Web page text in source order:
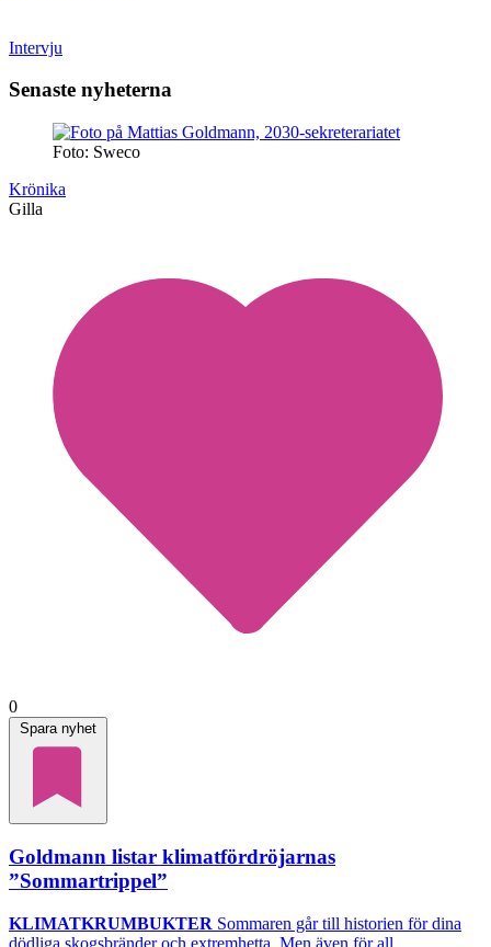
Intervju
Senaste nyheterna
Foto: Sweco
Krönika
Gilla
0
Spara nyhet
Goldmann listar klimatfördröjarnas
”Sommartrippel”
KLIMATKRUMBUKTER Sommaren går till historien för dina
dödliga skogsbränder och extremhetta. Men även för all